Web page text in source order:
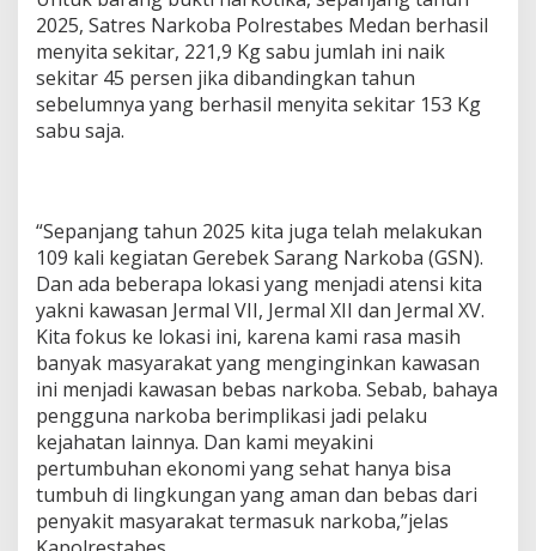
2025, Satres Narkoba Polrestabes Medan berhasil
menyita sekitar, 221,9 Kg sabu jumlah ini naik
sekitar 45 persen jika dibandingkan tahun
sebelumnya yang berhasil menyita sekitar 153 Kg
sabu saja.
“Sepanjang tahun 2025 kita juga telah melakukan
109 kali kegiatan Gerebek Sarang Narkoba (GSN).
Dan ada beberapa lokasi yang menjadi atensi kita
yakni kawasan Jermal VII, Jermal XII dan Jermal XV.
Kita fokus ke lokasi ini, karena kami rasa masih
banyak masyarakat yang menginginkan kawasan
ini menjadi kawasan bebas narkoba. Sebab, bahaya
pengguna narkoba berimplikasi jadi pelaku
kejahatan lainnya. Dan kami meyakini
pertumbuhan ekonomi yang sehat hanya bisa
tumbuh di lingkungan yang aman dan bebas dari
penyakit masyarakat termasuk narkoba,”jelas